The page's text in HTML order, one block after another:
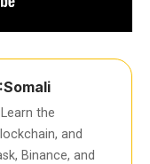
the
and
Binance, and